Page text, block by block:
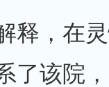
释，在
了该院